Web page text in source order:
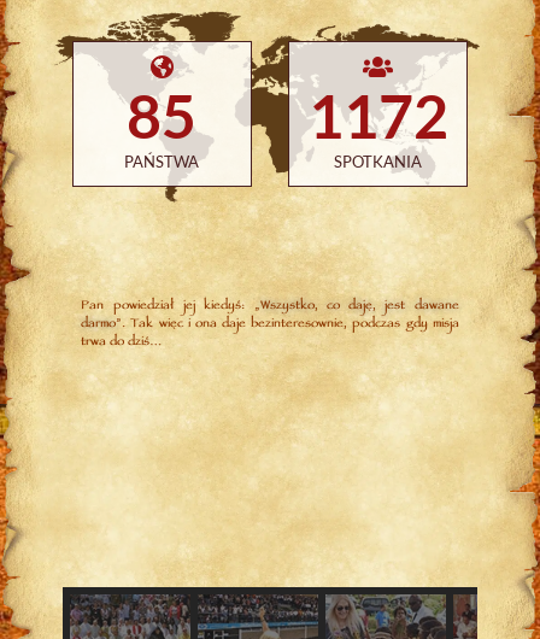
85
PAŃSTWA
1172
SPOTKANIA
Pan powiedział jej kiedyś: „Wszystko, co daję, jest dawane
darmo”. Tak więc i ona daje bezinteresownie, podczas gdy misja
trwa do dziś…